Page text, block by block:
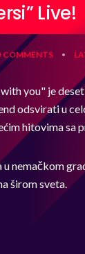
Live!
COMMENTS •
you" je
odsvirati u
hitovima sa
nemačkom
širom sveta.